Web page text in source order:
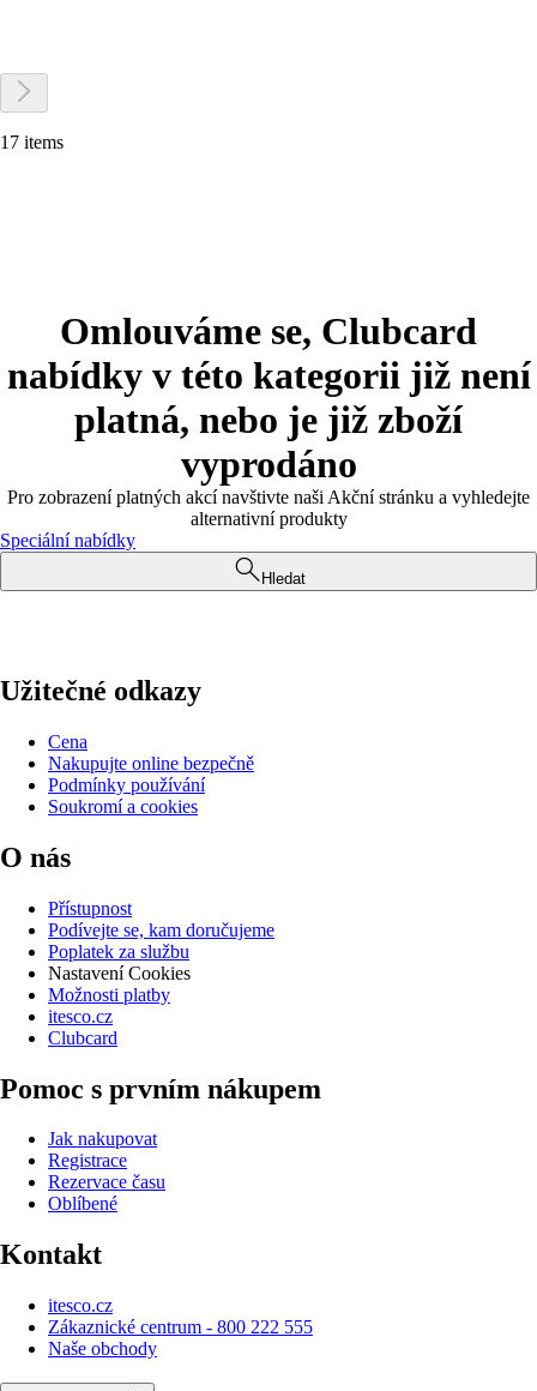
17 items
Omlouváme se, Clubcard
nabídky v této kategorii již není
platná, nebo je již zboží
vyprodáno
Pro zobrazení platných akcí navštivte naši Akční stránku a vyhledejte
alternativní produkty
Speciální nabídky
Hledat
Užitečné odkazy
Cena
Nakupujte online bezpečně
Podmínky používání
Soukromí a cookies
O nás
Přístupnost
Podívejte se, kam doručujeme
Poplatek za službu
Nastavení Cookies
Možnosti platby
itesco.cz
Clubcard
Pomoc s prvním nákupem
Jak nakupovat
Registrace
Rezervace času
Oblíbené
Kontakt
itesco.cz
Zákaznické centrum - 800 222 555
Naše obchody